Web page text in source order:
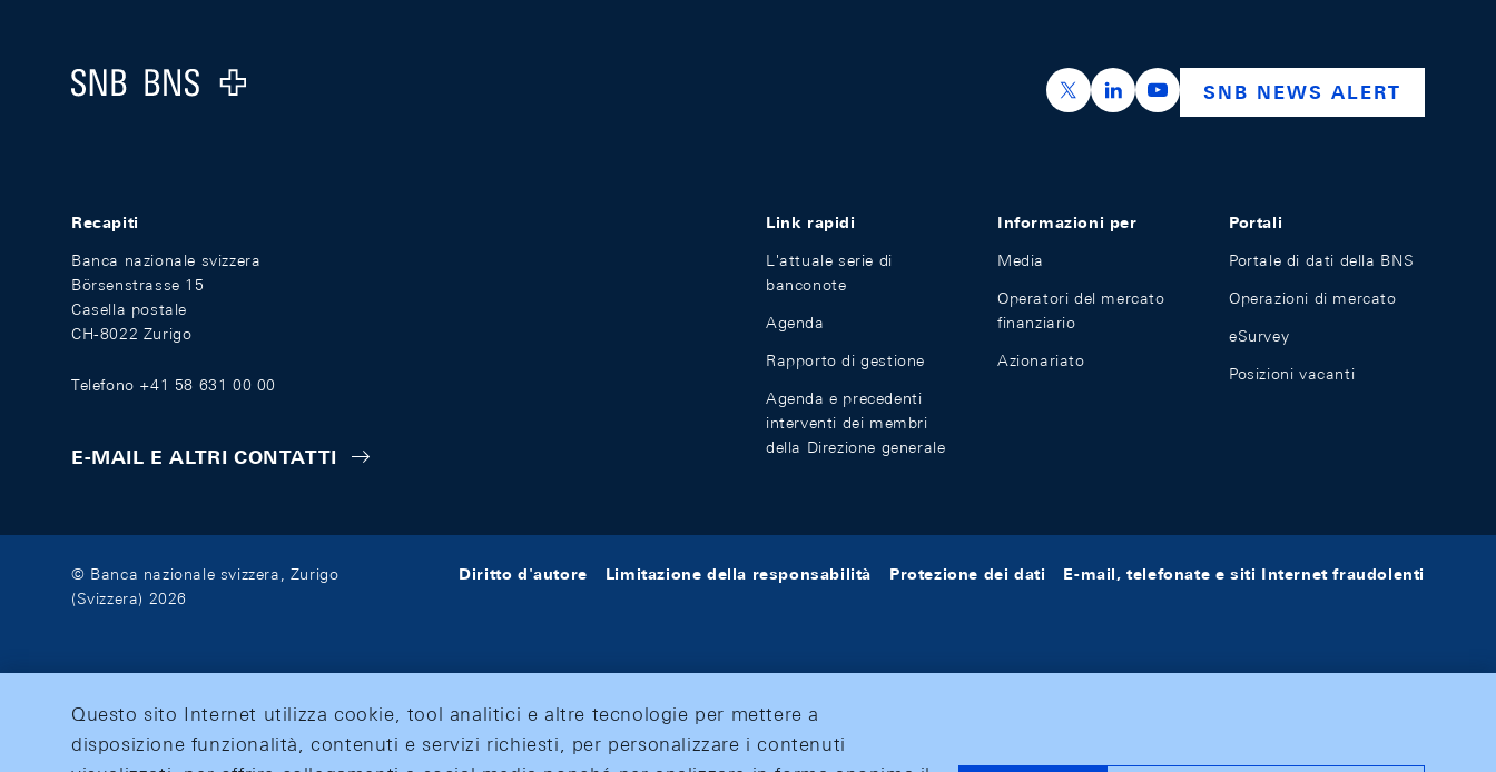
Logo
https://x.com/snb_bns
https://ch.linkedin.com/company/swiss-
https://www.youtube.com/
SNB NEWS ALERT
Recapiti
Banca nazionale svizzera
Börsenstrasse 15
Casella postale
CH-8022 Zurigo
Telefono +41 58 631 00 00
E-MAIL E ALTRI CONTATTI
Link rapidi
L'attuale serie di
banconote
Agenda
Rapporto di gestione
Agenda e precedenti
interventi dei membri
della Direzione generale
Informazioni per
Media
Operatori del mercato
finanziario
Azionariato
Portali
Portale di dati della BNS
Operazioni di mercato
eSurvey
Posizioni vacanti
© Banca nazionale svizzera, Zurigo
(Svizzera) 2026
Diritto d'autore Limitazione della responsabilità Protezione dei dati E-mail, telefonate e siti Internet fraudolenti
Questo sito Internet utilizza cookie, tool analitici e altre tecnologie per mettere a
disposizione funzionalità, contenuti e servizi richiesti, per personalizzare i contenuti